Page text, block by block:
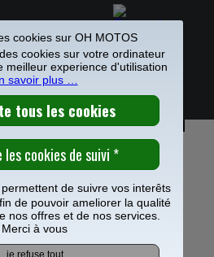
0
offerts à partir de 49€
>Accessoire Echappement
TWIN AIR FAST
FIT
cookies sur votre ordinateur
meilleur experience d'utilisation
savoir plus …
de suivre vos interêts
de pouvoir ameliorer la qualité
nos offres et de nos services.
Merci à vous